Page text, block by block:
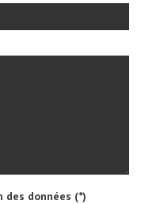
données (*)